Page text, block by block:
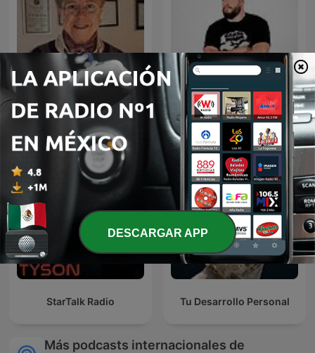
Rosa Argentina Rivas
Lacayo
Diego Ruzzarin
StarTalk Radio Tu Desarrollo Personal
Más podcasts internacionales de
DESCARGAR APP